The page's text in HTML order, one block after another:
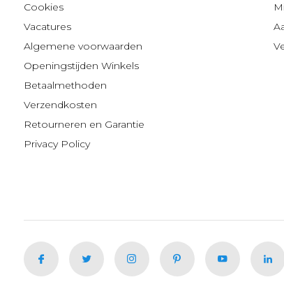
Cookies
Vacatures
Algemene voorwaarden
Openingstijden Winkels
Betaalmethoden
Verzendkosten
Retourneren en Garantie
Privacy Policy